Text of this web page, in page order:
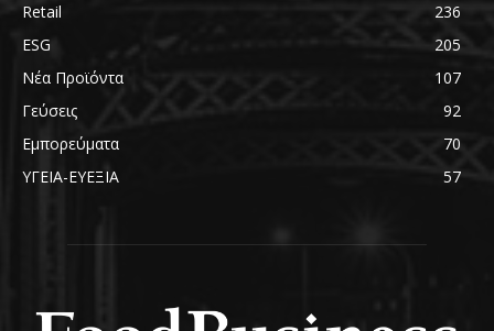
Retail
236
ESG
205
Νέα Προϊόντα
107
Γεύσεις
92
Εμπορεύματα
70
ΥΓΕΙΑ-ΕΥΕΞΙΑ
57